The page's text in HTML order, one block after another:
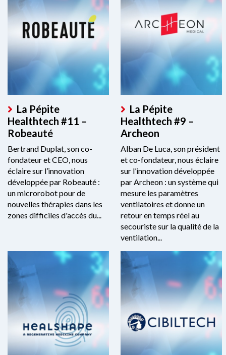
La Pépite
Healthtech #11 –
Robeauté
Bertrand Duplat, son co-
fondateur et CEO, nous
éclaire sur l’innovation
développée par Robeauté :
un microrobot pour de
nouvelles thérapies dans les
zones difficiles d'accès du...
La Pépite
Healthtech #9 –
Archeon
Alban De Luca, son président
et co-fondateur, nous éclaire
sur l’innovation développée
par Archeon : un système qui
mesure les paramètres
ventilatoires et donne un
retour en temps réel au
secouriste sur la qualité de la
ventilation...